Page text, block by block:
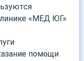
«МЕД ЮГ»
помощи